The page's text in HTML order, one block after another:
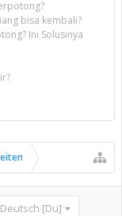
bisa kembali?
Ini Solusinya
Deutsch [Du]